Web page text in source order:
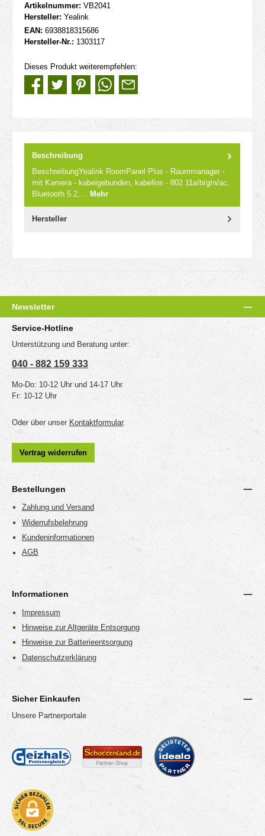
Artikelnummer: VB2041
Hersteller: Yealink
EAN: 6938818315686
Hersteller-Nr.: 1303117
Dieses Produkt weiterempfehlen:
Beschreibung
BeschreibungYealink RoomPanel Plus - Raummanager -
mit Kamera - kabelgebunden, kabellos - 802.11a/b/g/n/ac,
Bluetooth 5.2,…
Mehr
Hersteller
Newsletter
Service-Hotline
Unterstützung und Beratung unter:
040 - 882 159 333
Mo-Do: 10-12 Uhr und 14-17 Uhr
Fr: 10-12 Uhr
Oder über unser Kontaktformular.
Vertrag widerrufen
Bestellungen
Zahlung und Versand
Widerrufsbelehrung
Kundeninformationen
AGB
Informationen
Impressum
Hinweise zur Altgeräte Entsorgung
Hinweise zur Batterieentsorgung
Datenschutzerklärung
Sicher Einkaufen
Unsere Partnerportale